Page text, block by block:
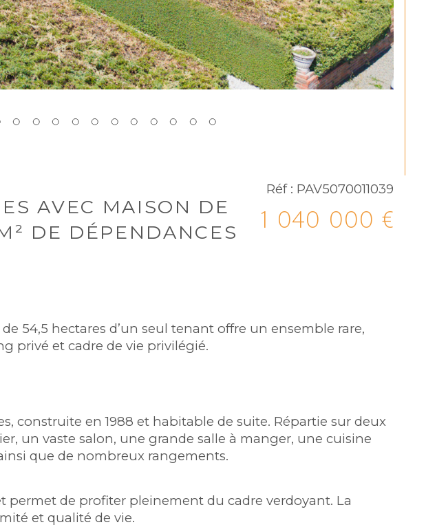
AVEC MAISON DE
DE DÉPENDANCES
Réf : PAV5070011039
1 040 000 €
54,5 hectares d’un seul tenant offre un ensemble rare,
privé et cadre de vie privilégié.
construite en 1988 et habitable de suite. Répartie sur deux
un vaste salon, une grande salle à manger, une cuisine
que de nombreux rangements.
permet de profiter pleinement du cadre verdoyant. La
et qualité de vie.